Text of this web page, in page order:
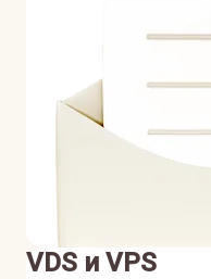
VDS и VPS